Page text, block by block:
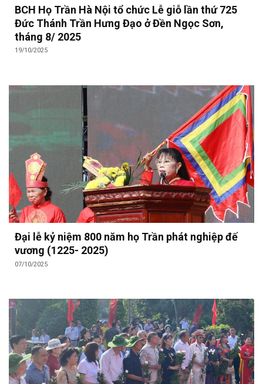
BCH Họ Trần Hà Nội tổ chức Lễ giỗ lần thứ 725
Đức Thánh Trần Hưng Đạo ở Đền Ngọc Sơn,
tháng 8/ 2025
19/10/2025
Đại lễ kỷ niệm 800 năm họ Trần phát nghiệp đế
vương (1225- 2025)
07/10/2025